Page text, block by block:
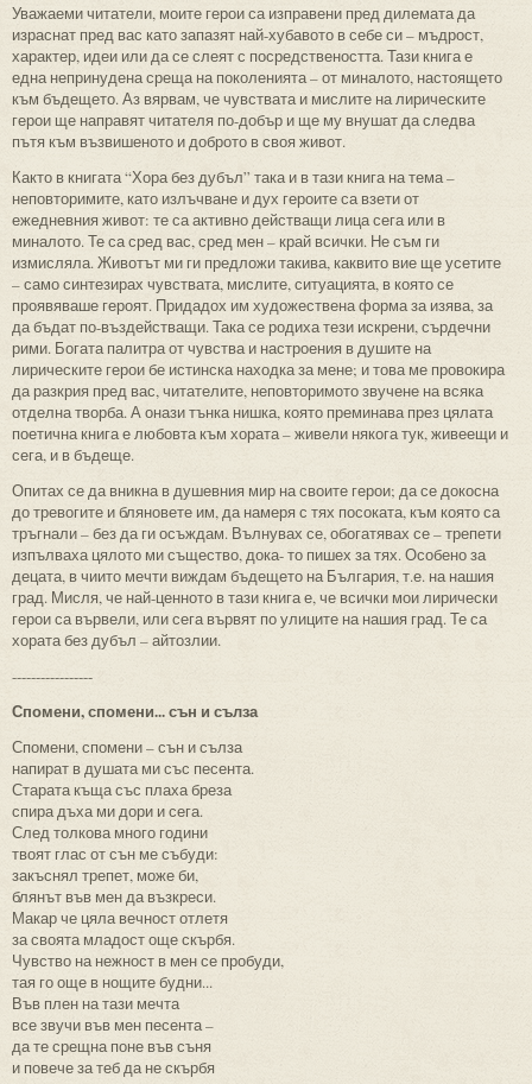
Уважаеми читатели, моите герои са изправени пред дилемата да
израснат пред вас като запазят най-хубавото в себе си – мъдрост,
характер, идеи или да се слеят с посредствеността. Тази книга е
една непринудена среща на поколенията – от миналото, настоящето
към бъдещето. Аз вярвам, че чувствата и мислите на лирическите
герои ще направят читателя по-добър и ще му внушат да следва
пътя към възвишеното и доброто в своя живот.
Както в книгата “Хора без дубъл” така и в тази книга на тема –
неповторимите, като излъчване и дух героите са взети от
ежедневния живот: те са активно действащи лица сега или в
миналото. Те са сред вас, сред мен – край всички. Не съм ги
измисляла. Животът ми ги предложи такива, каквито вие ще усетите
– само синтезирах чувствата, мислите, ситуацията, в която се
проявяваше героят. Придадох им художествена форма за изява, за
да бъдат по-въздействащи. Така се родиха тези искрени, сърдечни
рими. Богата палитра от чувства и настроения в душите на
лирическите герои бе истинска находка за мене; и това ме провокира
да разкрия пред вас, читателите, неповторимото звучене на всяка
отделна творба. А онази тънка нишка, която преминава през цялата
поетична книга е любовта към хората – живели някога тук, живеещи и
сега, и в бъдеще.
Опитах се да вникна в душевния мир на своите герои; да се докосна
до тревогите и бляновете им, да намеря с тях посоката, към която са
тръгнали – без да ги осъждам. Вълнувах се, обогатявах се – трепети
изпълваха цялото ми същество, дока- то пишех за тях. Особено за
децата, в чиито мечти виждам бъдещето на България, т.е. на нашия
град. Мисля, че най-ценното в тази книга е, че всички мои лирически
герои са вървели, или сега вървят по улиците на нашия град. Те са
хората без дубъл – айтозлии.
-----------------
Спомени, спомени... сън и сълза
Спомени, спомени – сън и сълза
напират в душата ми със песента.
Старата къща със плаха бреза
спира дъха ми дори и сега.
След толкова много години
твоят глас от сън ме събуди:
закъснял трепет, може би,
блянът във мен да възкреси.
Макар че цяла вечност отлетя
за своята младост още скърбя.
Чувство на нежност в мен се пробуди,
тая го още в нощите будни...
Във плен на тази мечта
все звучи във мен песента –
да те срещна поне във съня
и повече за теб да не скърбя